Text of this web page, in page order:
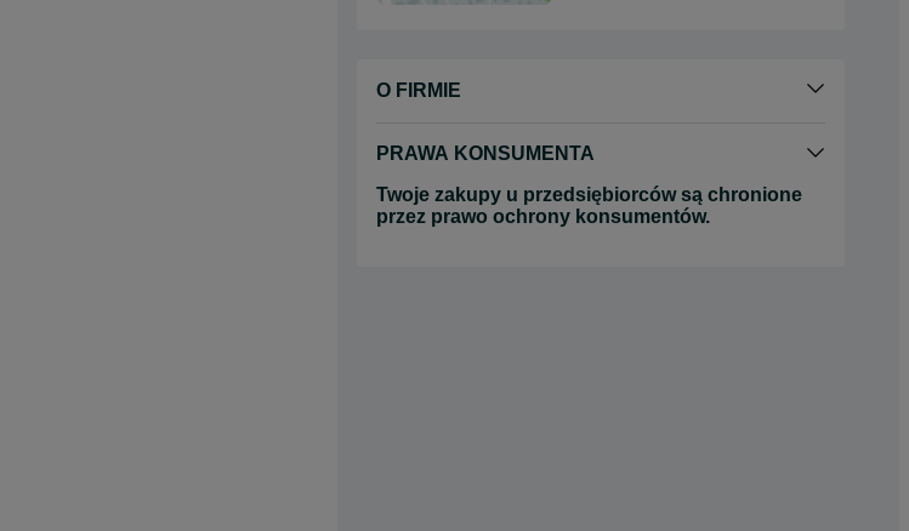
O FIRMIE
PRAWA KONSUMENTA
Twoje zakupy u przedsiębiorców są chronione
przez prawo ochrony konsumentów.